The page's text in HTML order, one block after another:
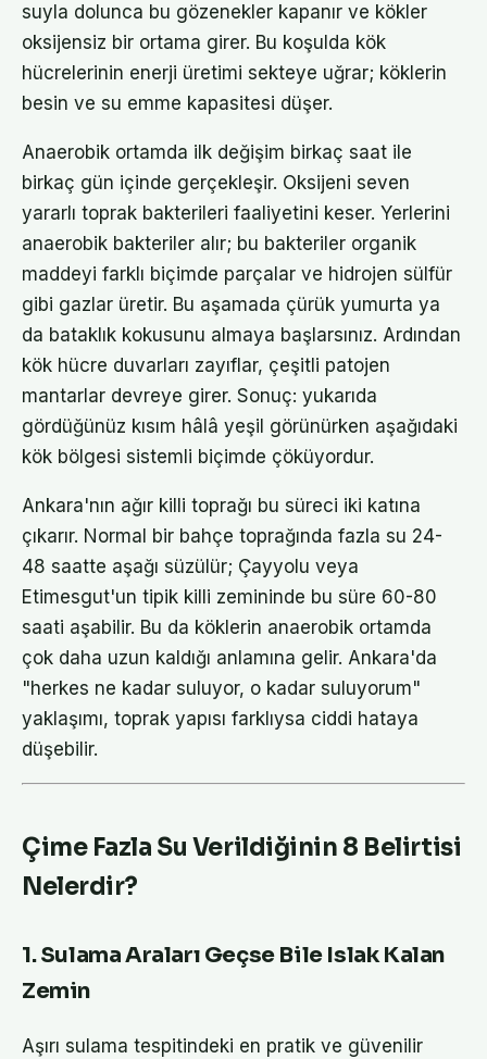
suyla dolunca bu gözenekler kapanır ve kökler
oksijensiz bir ortama girer. Bu koşulda kök
hücrelerinin enerji üretimi sekteye uğrar; köklerin
besin ve su emme kapasitesi düşer.
Anaerobik ortamda ilk değişim birkaç saat ile
birkaç gün içinde gerçekleşir. Oksijeni seven
yararlı toprak bakterileri faaliyetini keser. Yerlerini
anaerobik bakteriler alır; bu bakteriler organik
maddeyi farklı biçimde parçalar ve hidrojen sülfür
gibi gazlar üretir. Bu aşamada çürük yumurta ya
da bataklık kokusunu almaya başlarsınız. Ardından
kök hücre duvarları zayıflar, çeşitli patojen
mantarlar devreye girer. Sonuç: yukarıda
gördüğünüz kısım hâlâ yeşil görünürken aşağıdaki
kök bölgesi sistemli biçimde çöküyordur.
Ankara'nın ağır killi toprağı bu süreci iki katına
çıkarır. Normal bir bahçe toprağında fazla su 24-
48 saatte aşağı süzülür; Çayyolu veya
Etimesgut'un tipik killi zemininde bu süre 60-80
saati aşabilir. Bu da köklerin anaerobik ortamda
çok daha uzun kaldığı anlamına gelir. Ankara'da
"herkes ne kadar suluyor, o kadar suluyorum"
yaklaşımı, toprak yapısı farklıysa ciddi hataya
düşebilir.
Çime Fazla Su Verildiğinin 8 Belirtisi
Nelerdir?
1. Sulama Araları Geçse Bile Islak Kalan
Zemin
Aşırı sulama tespitindeki en pratik ve güvenilir